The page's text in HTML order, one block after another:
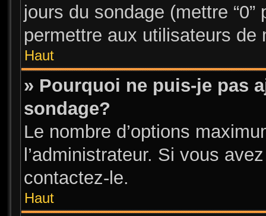
jours du sondage (mettre
permettre aux utilisateurs de
Haut
» Pourquoi ne puis-je pas
sondage?
Le nombre d’options
l’administrateur. Si vous
contactez-le.
Haut